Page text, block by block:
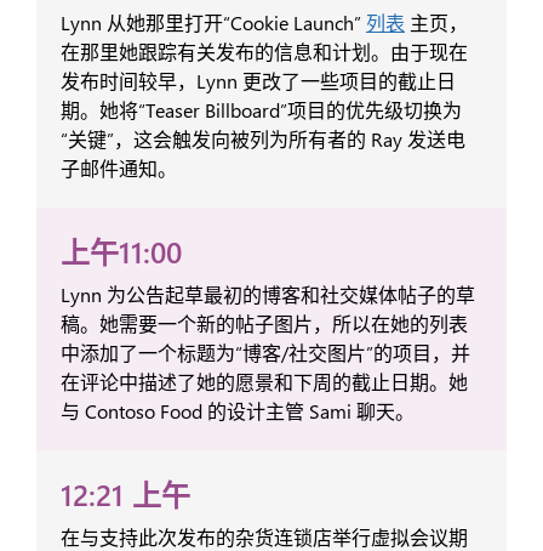
Lynn 从她那里打开“Cookie Launch” 列表 主页，
在那里她跟踪有关发布的信息和计划。由于现在
发布时间较早，Lynn 更改了一些项目的截止日
期。她将“Teaser Billboard”项目的优先级切换为
“关键”，这会触发向被列为所有者的 Ray 发送电
子邮件通知。
上午11:00
Lynn 为公告起草最初的博客和社交媒体帖子的草
稿。她需要一个新的帖子图片，所以在她的列表
中添加了一个标题为“博客/社交图片”的项目，并
在评论中描述了她的愿景和下周的截止日期。她
与 Contoso Food 的设计主管 Sami 聊天。
12:21 上午
在与支持此次发布的杂货连锁店举行虚拟会议期